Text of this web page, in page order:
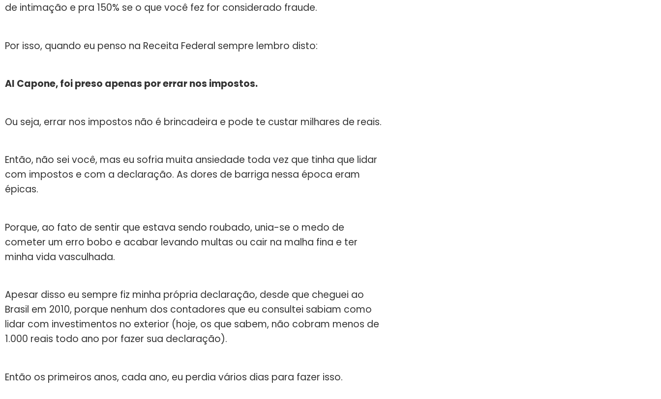
de intimação e pra 150% se o que você fez for considerado fraude.
Por isso, quando eu penso na Receita Federal sempre lembro disto:
Al Capone, foi preso apenas por errar nos impostos.
Ou seja, errar nos impostos não é brincadeira e pode te custar milhares de reais.
Então, não sei você, mas eu sofria muita ansiedade toda vez que tinha que lidar
com impostos e com a declaração. As dores de barriga nessa época eram
épicas.
Porque, ao fato de sentir que estava sendo roubado, unia-se o medo de
cometer um erro bobo e acabar levando multas ou cair na malha fina e ter
minha vida vasculhada.
Apesar disso eu sempre fiz minha própria declaração, desde que cheguei ao
Brasil em 2010, porque nenhum dos contadores que eu consultei sabiam como
lidar com investimentos no exterior (hoje, os que sabem, não cobram menos de
1.000 reais todo ano por fazer sua declaração).
Então os primeiros anos, cada ano, eu perdia vários dias para fazer isso.